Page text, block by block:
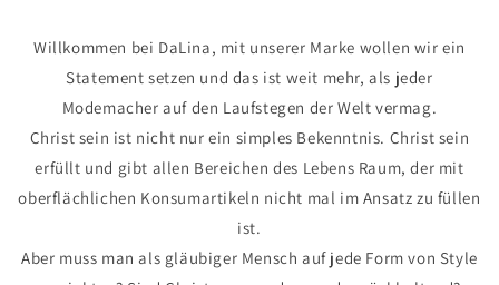
Willkommen bei DaLina, mit unserer Marke wollen wir ein
Statement setzen und das ist weit mehr, als jeder
Modemacher auf den Laufstegen der Welt vermag.
Christ sein ist nicht nur ein simples Bekenntnis. Christ sein
erfüllt und gibt allen Bereichen des Lebens Raum, der mit
oberflächlichen Konsumartikeln nicht mal im Ansatz zu füllen
ist.
Aber muss man als gläubiger Mensch auf jede Form von Style